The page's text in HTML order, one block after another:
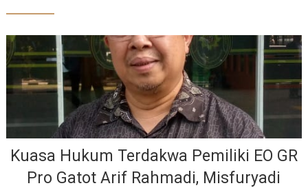
Kuasa Hukum Terdakwa Pemiliki EO GR
Pro Gatot Arif Rahmadi, Misfuryadi